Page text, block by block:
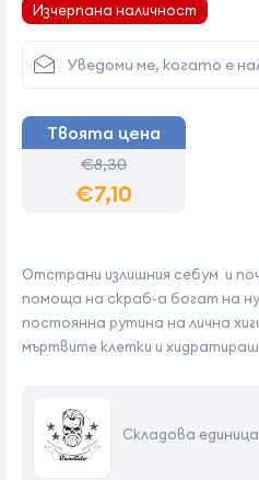
Отстрани излишния себум и
помоща на скраб-а богат на
постоянна рутина на лична
мъртвите клетки и
Складова
Изчерпана наличност
Уведоми ме, когато е
Твоята цена
€8,30
€7,10